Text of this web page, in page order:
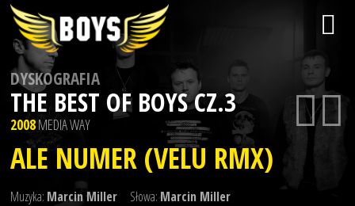
DYSKOGRAFIA
THE BEST OF BOYS CZ.3
2008MEDIA WAY
ALE NUMER (VELU RMX)
Muzyka: Marcin Miller Słowa:Marcin Miller